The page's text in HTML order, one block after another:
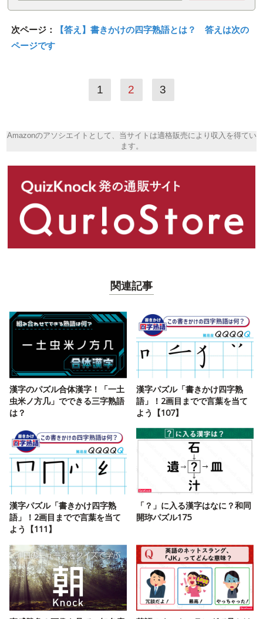
次ページ：
【答え】書きかけの四字熟語とは？ 答えは次の
ページです
1 2 3
Amazonのアソシエイトとして、当サイトは適格販売により収入を得てい
ます。
関連記事
漢字のパズル合体漢字！「一土
虫米ノ方几」でできる三字熟語
は？
漢字パズル「書きかけ四字熟
語」！2画目までで言葉を当て
よう【107】
漢字パズル「書きかけ四字熟
語」！2画目までで言葉を当て
よう【111】
「？」に入る漢字はなに？和同
開珎パズル175